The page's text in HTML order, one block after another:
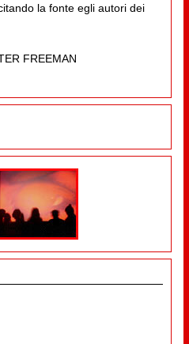
la fonte egli autori dei
FREEMAN